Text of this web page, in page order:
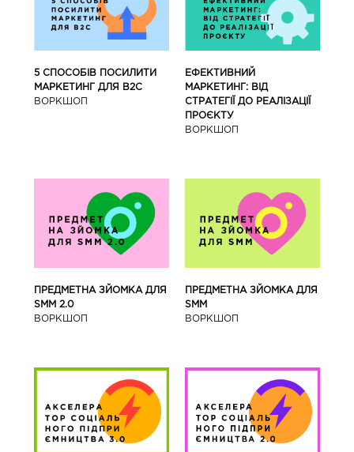
5 СПОСОБІВ ПОСИЛИТИ
МАРКЕТИНГ ДЛЯ В2С
ВОРКШОП
ЕФЕКТИВНИЙ
МАРКЕТИНГ: ВІД
СТРАТЕГІЇ ДО РЕАЛІЗАЦІЇ
ПРОЄКТУ
ВОРКШОП
ПРЕДМЕТНА ЗЙОМКА ДЛЯ
SMM 2.0
ВОРКШОП
ПРЕДМЕТНА ЗЙОМКА ДЛЯ
SMM
ВОРКШОП